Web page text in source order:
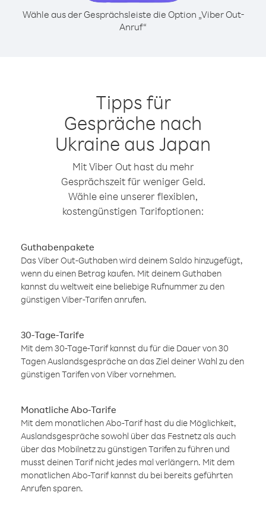
Wähle aus der Gesprächsleiste die Option „Viber Out-
Anruf“
Tipps für
Gespräche nach
Ukraine aus Japan
Mit Viber Out hast du mehr
Gesprächszeit für weniger Geld.
Wähle eine unserer flexiblen,
kostengünstigen Tarifoptionen:
Guthabenpakete
Das Viber Out-Guthaben wird deinem Saldo hinzugefügt,
wenn du einen Betrag kaufen. Mit deinem Guthaben
kannst du weltweit eine beliebige Rufnummer zu den
günstigen Viber-Tarifen anrufen.
30-Tage-Tarife
Mit dem 30-Tage-Tarif kannst du für die Dauer von 30
Tagen Auslandsgespräche an das Ziel deiner Wahl zu den
günstigen Tarifen von Viber vornehmen.
Monatliche Abo-Tarife
Mit dem monatlichen Abo-Tarif hast du die Möglichkeit,
Auslandsgespräche sowohl über das Festnetz als auch
über das Mobilnetz zu günstigen Tarifen zu führen und
musst deinen Tarif nicht jedes mal verlängern. Mit dem
monatlichen Abo-Tarif kannst du bei bereits geführten
Anrufen sparen.